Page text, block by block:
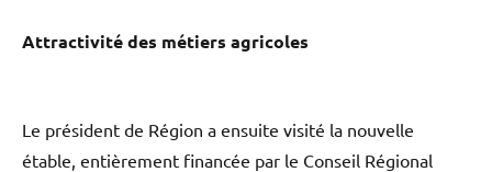
Attractivité des métiers agricoles
Le président de Région a ensuite visité la nouvelle
étable, entièrement financée par le Conseil Régional